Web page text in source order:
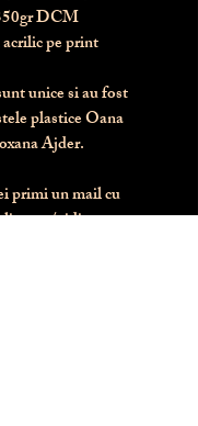
DCM
pe print
unice si au fost
plastice Oana
Ajder.
primi un mail cu
/ ridicare.